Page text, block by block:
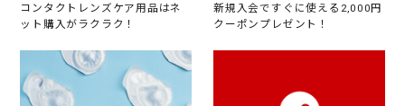
コンタクトレンズケア用品はネ
ット購入がラクラク！
新規入会ですぐに使える2,000円
クーポンプレゼント！